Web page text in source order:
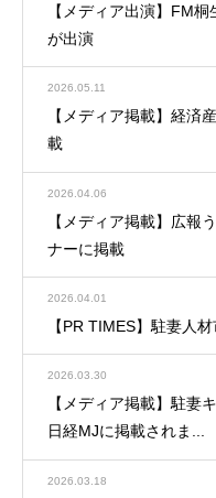
【メディア出演】FM
が出演
2026.05.11
【メディア掲載】経済
載
2026.04.06
【メディア掲載】広報
ナーに掲載
2026.04.01
【PR TIMES】駐妻人
2026.03.30
【メディア掲載】駐妻
日経MJに掲載されま...
2026.03.18